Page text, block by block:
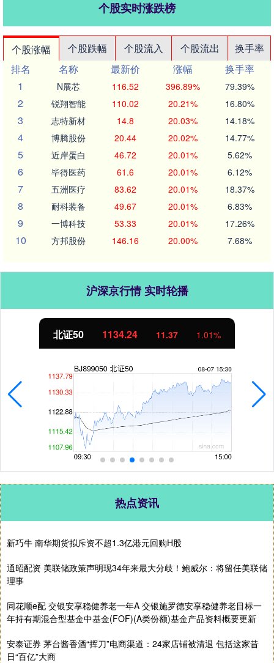
个股实时涨跌榜
个股涨幅 个股跌幅 个股流入 个股流出
换手率
排名
名称 最新价 涨幅
换手率
1
N展芯 116.52 396.89% 79.39%
2 锐翔智能 110.02 20.21% 16.80%
3 志特新材 14.8 20.03% 14.18%
4 博腾股份 20.44 20.02% 14.77%
5 近岸蛋白 46.72 20.01% 5.62%
6 毕得医药 61.6 20.01% 6.12%
7 五洲医疗 83.62 20.01% 18.37%
8 耐科装备 49.67 20.01% 6.83%
9 一博科技 53.33 20.01% 17.26%
10 方邦股份 146.16 20.00% 7.68%
沪深京行情 实时轮播
北证50 1134.24 11.37 1.01%
热点资讯
新巧牛 南华期货拟斥资不超1.3亿港元回购H股
通昭配资 美联储政策声明现34年来最大分歧！鲍威尔：将留任美联储
理事
同花顺e配 交银安享稳健养老一年A 交银施罗德安享稳健养老目标一
年持有期混合型基金中基金(FOF)(A类份额)基金产品资料概要更新
安泰证券 茅台酱香酒“挥刀”电商渠道：24家店铺被清退 包括这家昔
日“百亿”大商